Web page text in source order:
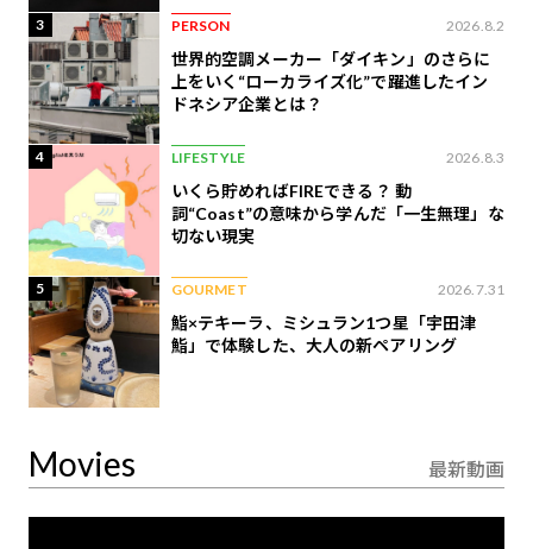
3 PERSON 2026.8.2
世界的空調メーカー「ダイキン」のさらに
上をいく“ローカライズ化”で躍進したイン
ドネシア企業とは？
4 LIFESTYLE 2026.8.3
いくら貯めればFIREできる？ 動
詞“Coast”の意味から学んだ「一生無理」な
切ない現実
5 GOURMET 2026.7.31
鮨×テキーラ、ミシュラン1つ星「宇田津
鮨」で体験した、大人の新ペアリング
Movies 最新動画